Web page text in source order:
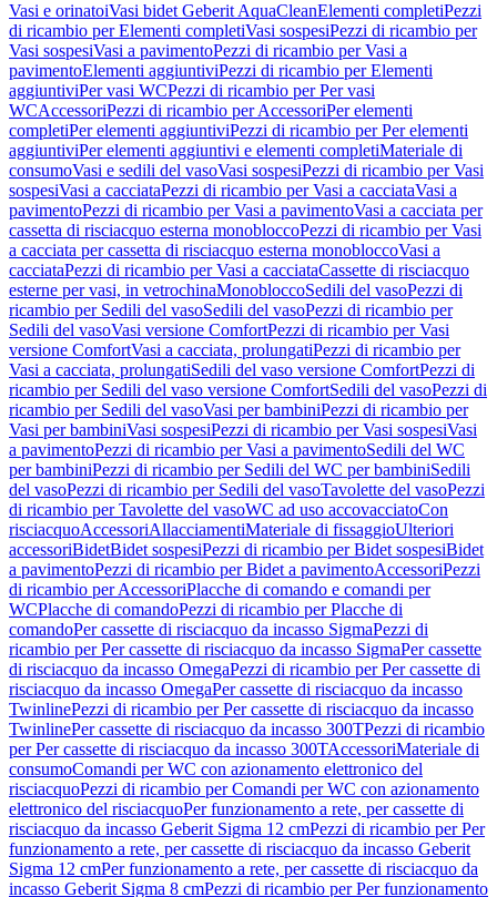
Vasi e orinatoiVasi bidet Geberit AquaCleanElementi completiPezzi
di ricambio per Elementi completiVasi sospesiPezzi di ricambio per
Vasi sospesiVasi a pavimentoPezzi di ricambio per Vasi a
pavimentoElementi aggiuntiviPezzi di ricambio per Elementi
aggiuntiviPer vasi WCPezzi di ricambio per Per vasi
WCAccessoriPezzi di ricambio per AccessoriPer elementi
completiPer elementi aggiuntiviPezzi di ricambio per Per elementi
aggiuntiviPer elementi aggiuntivi e elementi completiMateriale di
consumoVasi e sedili del vasoVasi sospesiPezzi di ricambio per Vasi
sospesiVasi a cacciataPezzi di ricambio per Vasi a cacciataVasi a
pavimentoPezzi di ricambio per Vasi a pavimentoVasi a cacciata per
cassetta di risciacquo esterna monobloccoPezzi di ricambio per Vasi
a cacciata per cassetta di risciacquo esterna monobloccoVasi a
cacciataPezzi di ricambio per Vasi a cacciataCassette di risciacquo
esterne per vasi, in vetrochinaMonobloccoSedili del vasoPezzi di
ricambio per Sedili del vasoSedili del vasoPezzi di ricambio per
Sedili del vasoVasi versione ComfortPezzi di ricambio per Vasi
versione ComfortVasi a cacciata, prolungatiPezzi di ricambio per
Vasi a cacciata, prolungatiSedili del vaso versione ComfortPezzi di
ricambio per Sedili del vaso versione ComfortSedili del vasoPezzi di
ricambio per Sedili del vasoVasi per bambiniPezzi di ricambio per
Vasi per bambiniVasi sospesiPezzi di ricambio per Vasi sospesiVasi
a pavimentoPezzi di ricambio per Vasi a pavimentoSedili del WC
per bambiniPezzi di ricambio per Sedili del WC per bambiniSedili
del vasoPezzi di ricambio per Sedili del vasoTavolette del vasoPezzi
di ricambio per Tavolette del vasoWC ad uso accovacciatoCon
risciacquoAccessoriAllacciamentiMateriale di fissaggioUlteriori
accessoriBidetBidet sospesiPezzi di ricambio per Bidet sospesiBidet
a pavimentoPezzi di ricambio per Bidet a pavimentoAccessoriPezzi
di ricambio per AccessoriPlacche di comando e comandi per
WCPlacche di comandoPezzi di ricambio per Placche di
comandoPer cassette di risciacquo da incasso SigmaPezzi di
ricambio per Per cassette di risciacquo da incasso SigmaPer cassette
di risciacquo da incasso OmegaPezzi di ricambio per Per cassette di
risciacquo da incasso OmegaPer cassette di risciacquo da incasso
TwinlinePezzi di ricambio per Per cassette di risciacquo da incasso
TwinlinePer cassette di risciacquo da incasso 300TPezzi di ricambio
per Per cassette di risciacquo da incasso 300TAccessoriMateriale di
consumoComandi per WC con azionamento elettronico del
risciacquoPezzi di ricambio per Comandi per WC con azionamento
elettronico del risciacquoPer funzionamento a rete, per cassette di
risciacquo da incasso Geberit Sigma 12 cmPezzi di ricambio per Per
funzionamento a rete, per cassette di risciacquo da incasso Geberit
Sigma 12 cmPer funzionamento a rete, per cassette di risciacquo da
incasso Geberit Sigma 8 cmPezzi di ricambio per Per funzionamento